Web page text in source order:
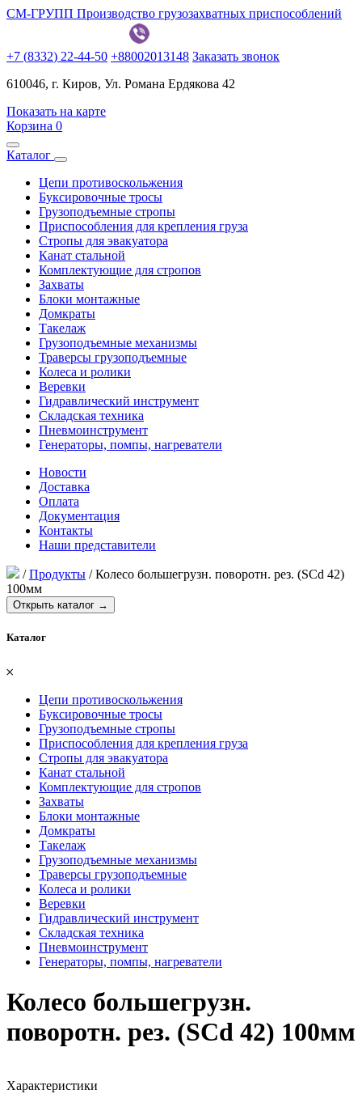
СМ-ГРУПП Производство грузозахватных приспособлений
+7 (8332) 22-44-50 +88002013148 Заказать звонок
610046, г. Киров, Ул. Романа Ердякова 42
Показать на карте
Корзина 0
Каталог
Цепи противоскольжения
Буксировочные тросы
Грузоподъемные стропы
Приспособления для крепления груза
Стропы для эвакуатора
Канат стальной
Комплектующие для стропов
Захваты
Блоки монтажные
Домкраты
Такелаж
Грузоподъемные механизмы
Траверсы грузоподъемные
Колеса и ролики
Веревки
Гидравлический инструмент
Складская техника
Пневмоинструмент
Генераторы, помпы, нагреватели
Новости
Доставка
Оплата
Документация
Контакты
Наши представители
/Продукты /Колесо большегрузн. поворотн. рез. (SCd 42)
100мм
Открыть каталог →
Каталог
𐄂
Цепи противоскольжения
Буксировочные тросы
Грузоподъемные стропы
Приспособления для крепления груза
Стропы для эвакуатора
Канат стальной
Комплектующие для стропов
Захваты
Блоки монтажные
Домкраты
Такелаж
Грузоподъемные механизмы
Траверсы грузоподъемные
Колеса и ролики
Веревки
Гидравлический инструмент
Складская техника
Пневмоинструмент
Генераторы, помпы, нагреватели
Колесо большегрузн.
поворотн. рез. (SCd 42) 100мм
Характеристики